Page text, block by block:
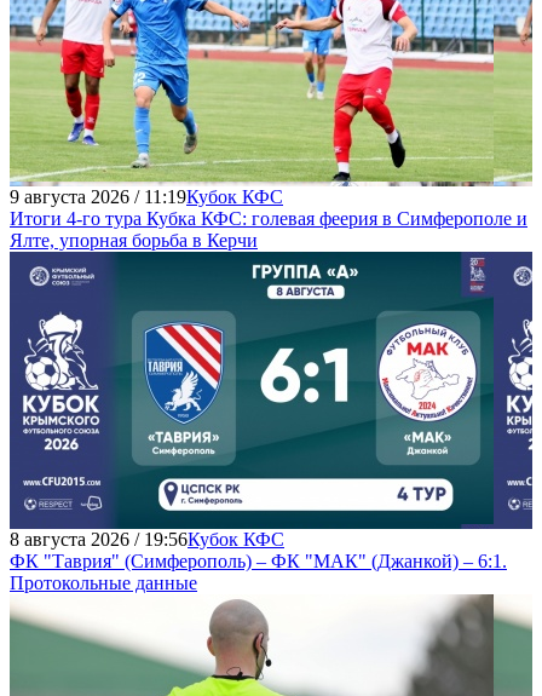
9 августа 2026 / 11:19Кубок КФС
Итоги 4-го тура Кубка КФС: голевая феерия в Симферополе и
Ялте, упорная борьба в Керчи
8 августа 2026 / 19:56Кубок КФС
ФК "Таврия" (Симферополь) – ФК "МАК" (Джанкой) – 6:1.
Протокольные данные